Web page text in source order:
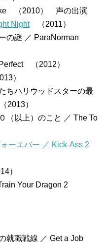
（2010） 声の出演
Night（2011）
の謎 ／ ParaNorman
Perfect （2012）
）
ちハリウッドスターの最
2013）
（以上）のこと ／ The To
ーエバー ／ Kick-Ass 2
）
Your Dragon 2
就職戦線 ／ Get a Job